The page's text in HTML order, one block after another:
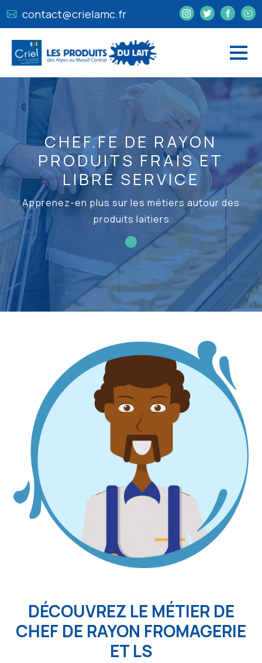
contact@crielamc.fr
CHEF.FE DE RAYON
PRODUITS FRAIS ET
LIBRE SERVICE
Apprenez-en plus sur les métiers autour des
produits laitiers
DÉCOUVREZ LE MÉTIER DE
CHEF DE RAYON FROMAGERIE
ET LS